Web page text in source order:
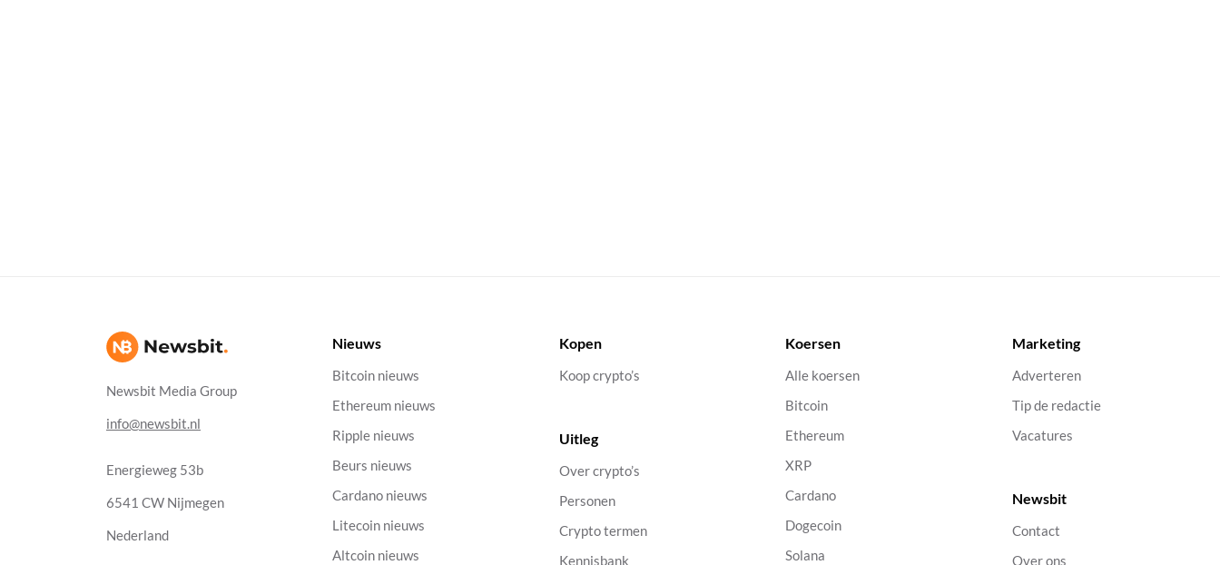
Newsbit Media Group
info@newsbit.nl
Energieweg 53b
6541 CW Nijmegen
Nederland
Nieuws
Bitcoin nieuws
Ethereum nieuws
Ripple nieuws
Beurs nieuws
Cardano nieuws
Litecoin nieuws
Altcoin nieuws
Kopen
Koop crypto’s
Uitleg
Over crypto’s
Personen
Crypto termen
Kennisbank
Koersen
Alle koersen
Bitcoin
Ethereum
XRP
Cardano
Dogecoin
Solana
Marketing
Adverteren
Tip de redactie
Vacatures
Newsbit
Contact
Over ons